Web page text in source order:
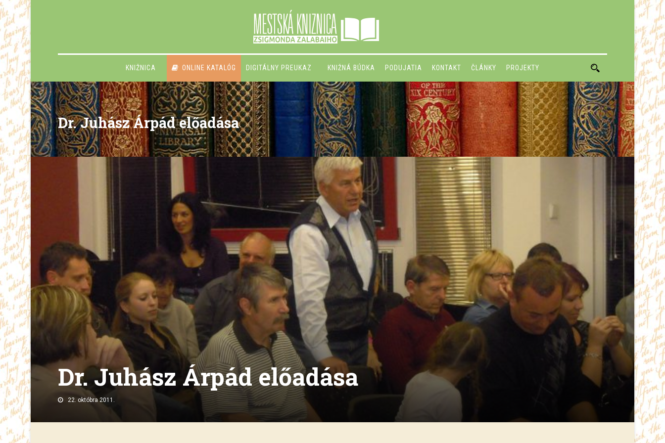
KNIŽNICA ONLINE KATALÓG DIGITÁLNY PREUKAZ KNIŽNÁ BÚDKA PODUJATIA KONTAKT ČLÁNKY PROJEKTY
Dr. Juhász Árpád előadása
Dr. Juhász Árpád előadása
22. októbra 2011.